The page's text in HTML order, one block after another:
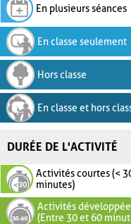
En plusieurs séances
En classe seulement
Hors classe
En classe et hors
DURÉE DE L'ACTIVITÉ
Activités courtes (<
minutes)
Activités
(Entre 30 et 60